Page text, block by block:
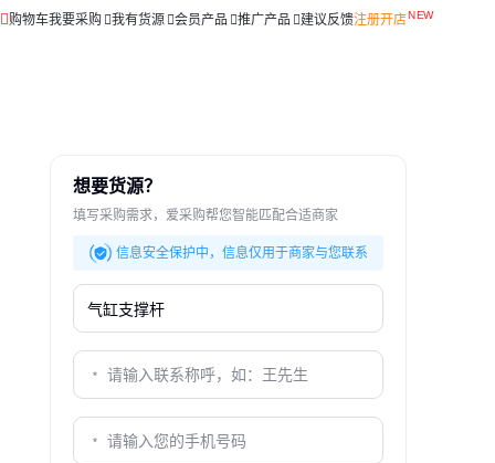
购物车我要采购 我有货源 会员产品 推广产品 建议反馈注册开店
想要货源？
填写采购需求，爱采购帮您智能匹配合适商家
信息安全保护中，信息仅用于商家与您联系